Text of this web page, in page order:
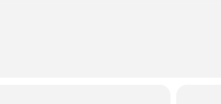
20:00, μουσική βραδιά-αφιέρωμα στον Τάσο
«ΜΙΜΗΣΙΣ ΠΡΑΞΕΩΣ».